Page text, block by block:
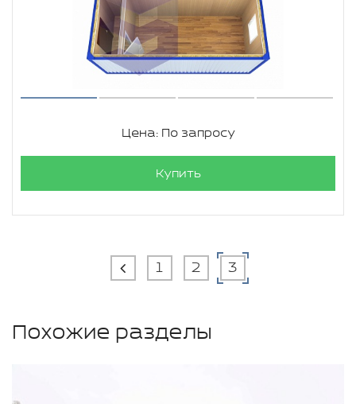
Цена: По запросу
Купить
1 2 3
Похожие разделы